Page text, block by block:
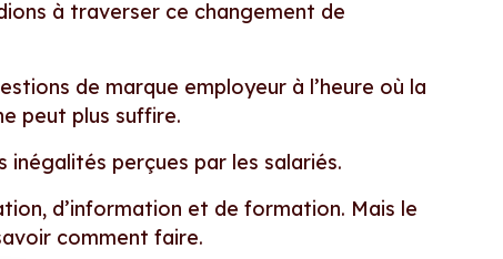
à traverser ce changement de
de marque employeur à l’heure où la
peut plus suffire.
inégalités perçues par les salariés.
d’information et de formation. Mais le
comment faire.